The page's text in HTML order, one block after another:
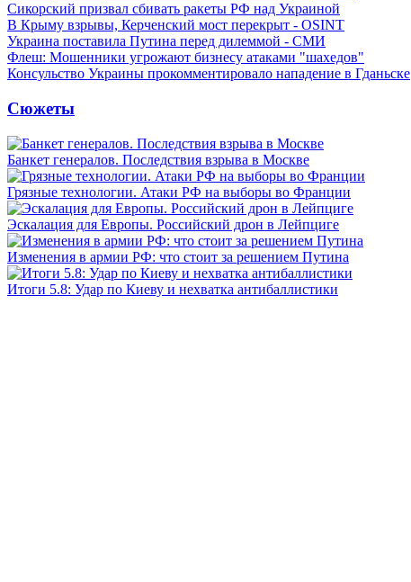
Сикорский призвал сбивать ракеты РФ над Украиной
В Крыму взрывы, Керченский мост перекрыт - OSINT
Украина поставила Путина перед дилеммой - СМИ
Флеш: Мошенники угрожают бизнесу атаками "шахедов"
Консульство Украины прокомментировало нападение в Гданьске
Сюжеты
Банкет генералов. Последствия взрыва в Москве
Грязные технологии. Атаки РФ на выборы во Франции
Эскалация для Европы. Российский дрон в Лейпциге
Изменения в армии РФ: что стоит за решением Путина
Итоги 5.8: Удар по Киеву и нехватка антибаллистики